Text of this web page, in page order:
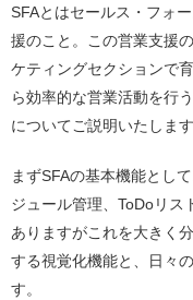
SFAとはセールス・フォ
援のこと。この営業支援
ケティングセクションで
ら効率的な営業活動を行
についてご説明いたします
まずSFAの基本機能とし
ジュール管理、ToDoリス
ありますがこれを大きく
する視覚化機能と、日々
す。